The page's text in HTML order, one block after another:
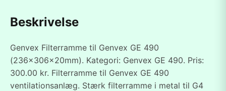
Beskrivelse
Genvex Filterramme til Genvex GE 490
(236x306x20mm). Kategori: Genvex GE 490. Pris:
300.00 kr. Filterramme til Genvex GE 490
ventilationsanlæg. Stærk filterramme i metal til G4